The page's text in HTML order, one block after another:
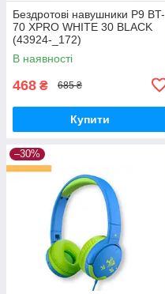
Бездротові навушники P9 BT-
70 XPRO WHITE 30 BLACK
(43924-_172)
В наявності
468 ₴ 685 ₴
Купити
–30%